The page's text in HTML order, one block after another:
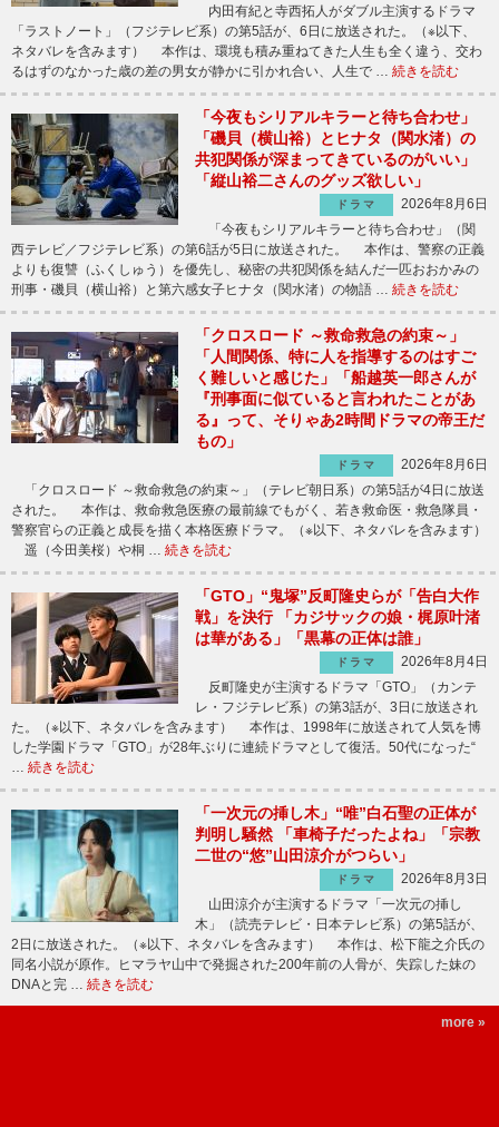
内田有紀と寺西拓人がダブル主演するドラマ
「ラストノート」（フジテレビ系）の第5話が、6日に放送された。（※以下、
ネタバレを含みます） 本作は、環境も積み重ねてきた人生も全く違う、交わ
るはずのなかった歳の差の男女が静かに引かれ合い、人生で … 続きを読む
「今夜もシリアルキラーと待ち合わせ」
「磯貝（横山裕）とヒナタ（関水渚）の
共犯関係が深まってきているのがいい」
「縦山裕二さんのグッズ欲しい」
ドラマ
2026年8月6日
「今夜もシリアルキラーと待ち合わせ」（関
西テレビ／フジテレビ系）の第6話が5日に放送された。 本作は、警察の正義
よりも復讐（ふくしゅう）を優先し、秘密の共犯関係を結んだ一匹おおかみの
刑事・磯貝（横山裕）と第六感女子ヒナタ（関水渚）の物語 … 続きを読む
「クロスロード ～救命救急の約束～」
「人間関係、特に人を指導するのはすご
く難しいと感じた」「船越英一郎さんが
『刑事面に似ていると言われたことがあ
る』って、そりゃあ2時間ドラマの帝王だ
もの」
ドラマ
2026年8月6日
「クロスロード ～救命救急の約束～」（テレビ朝日系）の第5話が4日に放送
された。 本作は、救命救急医療の最前線でもがく、若き救命医・救急隊員・
警察官らの正義と成長を描く本格医療ドラマ。（※以下、ネタバレを含みます）
遥（今田美桜）や桐 … 続きを読む
「GTO」“鬼塚”反町隆史らが「告白大作
戦」を決行 「カジサックの娘・梶原叶渚
は華がある」「黒幕の正体は誰」
ドラマ
2026年8月4日
反町隆史が主演するドラマ「GTO」（カンテ
レ・フジテレビ系）の第3話が、3日に放送され
た。（※以下、ネタバレを含みます） 本作は、1998年に放送されて人気を博
した学園ドラマ「GTO」が28年ぶりに連続ドラマとして復活。50代になった“
… 続きを読む
「一次元の挿し木」“唯”白石聖の正体が
判明し騒然 「車椅子だったよね」「宗教
二世の“悠”山田涼介がつらい」
ドラマ
2026年8月3日
山田涼介が主演するドラマ「一次元の挿し
木」（読売テレビ・日本テレビ系）の第5話が、
2日に放送された。（※以下、ネタバレを含みます） 本作は、松下龍之介氏の
同名小説が原作。ヒマラヤ山中で発掘された200年前の人骨が、失踪した妹の
DNAと完 … 続きを読む
more »